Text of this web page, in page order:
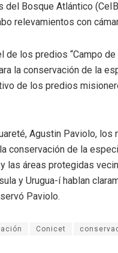
del Bosque Atlántico
relevamientos con
los predios “Campo
la conservación de la
de los predios
Agustin Paviolo,
conservación de la
las áreas protegidas
y Urugua-í hablan
Paviolo.
Conicet